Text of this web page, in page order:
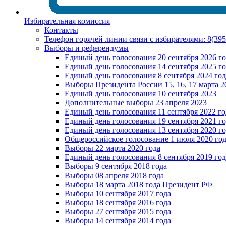
Избирательная комиссия
Контакты
Телефон горячей линии связи с избирателями:
Выборы и референдумы
Единый день голосования 20 сентября 2026
Единый день голосования 14 сентября 2025
Единый день голосования 8 сентября 2024
Выборы Президента России 15, 16, 17 марта
Единый день голосования 10 сентября 2023
Дополнительные выборы 23 апреля 2023
Единый день голосования 11 сентября 2022
Единый день голосования 19 сентября 2021
Единый день голосования 13 сентября 2020
Общероссийское голосование 1 июля 2020
Выборы 22 марта 2020 года
Единый день голосования 8 сентября 2019
Выборы 9 сентября 2018 года
Выборы 08 апреля 2018 года
Выборы 18 марта 2018 года Президент РФ
Выборы 10 сентября 2017 года
Выборы 18 сентября 2016 года
Выборы 27 сентября 2015 года
Выборы 14 сентября 2014 года